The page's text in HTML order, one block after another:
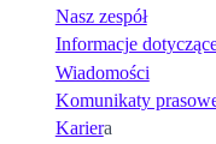
Nasz zespół
Informacje
Wiadomości
Komunikaty
Kariera